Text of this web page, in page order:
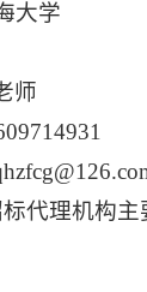
大学
师
代理机构